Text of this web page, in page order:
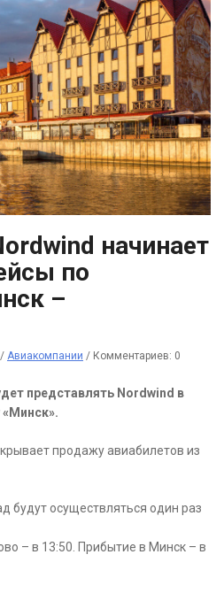
начинает
по
–
/ Авиакомпании / Комментариев: 0
представлять Nordwind в
продажу авиабилетов из
будут осуществляться один раз
– в 13:50. Прибытие в Минск – в